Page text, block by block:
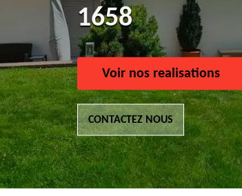
1658
Voir nos realisations
CONTACTEZ NOUS